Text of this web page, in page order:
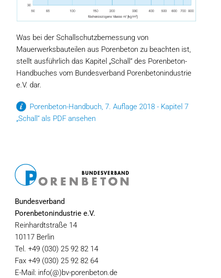
Was bei der Schallschutzbemessung von
Mauerwerksbauteilen aus Porenbeton zu beachten ist,
stellt ausführlich das Kapitel „Schall“ des Porenbeton-
Handbuches vom Bundesverband Porenbetonindustrie
e.V. dar.
Porenbeton-Handbuch, 7. Auflage 2018 - Kapitel 7
„Schall“ als PDF ansehen
Bundesverband
Porenbetonindustrie e.V.
Reinhardtstraße 14
10117 Berlin
Tel. +49 (030) 25 92 82 14
Fax +49 (030) 25 92 82 64
E-Mail: info(@)bv-porenbeton.de